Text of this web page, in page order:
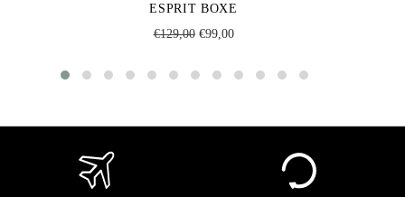
ESPRIT BOXE
Regular
€129,00Sale
€99,00